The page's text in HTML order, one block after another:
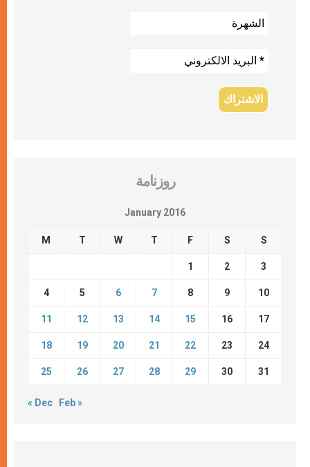
روزنامة
January 2016
M T W T F S S
1 2 3
4 5 6 7 8 9 10
11 12 13 14 15 16 17
18 19 20 21 22 23 24
25 26 27 28 29 30 31
« Dec Feb »